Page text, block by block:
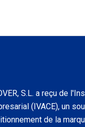
S.L. a reçu de
(IVACE), un
de la